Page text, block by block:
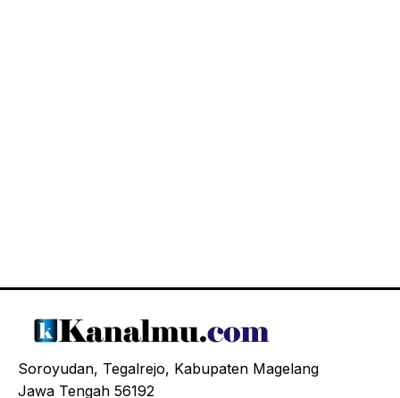
Soroyudan, Tegalrejo, Kabupaten Magelang
Jawa Tengah 56192